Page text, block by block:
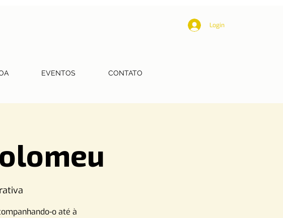
Login
EVENTOS CONTATO
o até à